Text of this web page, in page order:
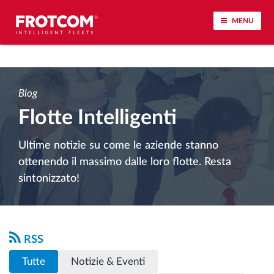
MENU
Tracciamento dei veicoli e monitoraggio dei
Analisi dello stile di guida
Monitoraggio dei tempi di guida
Controllo accessi
Blog
Flotte Intelligenti
Ultime notizie su come le aziende stanno
ottenendo il massimo dalle loro flotte. Resta
sintonizzato!
RSS
Tutte Notizie & Eventi